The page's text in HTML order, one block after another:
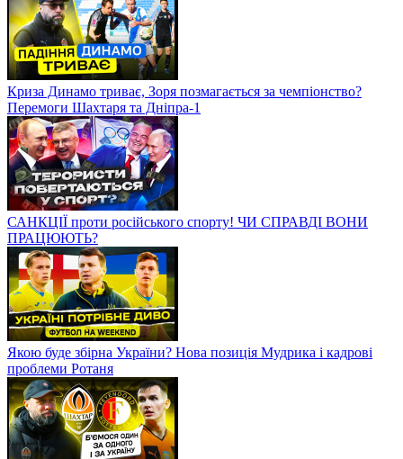
Криза Динамо триває, Зоря позмагається за чемпіонство?
Перемоги Шахтаря та Дніпра-1
САНКЦІЇ проти російського спорту! ЧИ СПРАВДІ ВОНИ
ПРАЦЮЮТЬ?
Якою буде збірна України? Нова позиція Мудрика і кадрові
проблеми Ротаня